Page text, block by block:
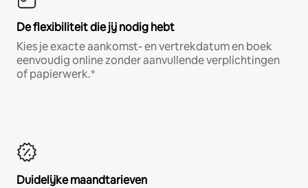
De flexibiliteit die jij nodig hebt
Kies je exacte aankomst- en vertrekdatum en boek
eenvoudig online zonder aanvullende verplichtingen
of papierwerk.*
Duidelijke maandtarieven